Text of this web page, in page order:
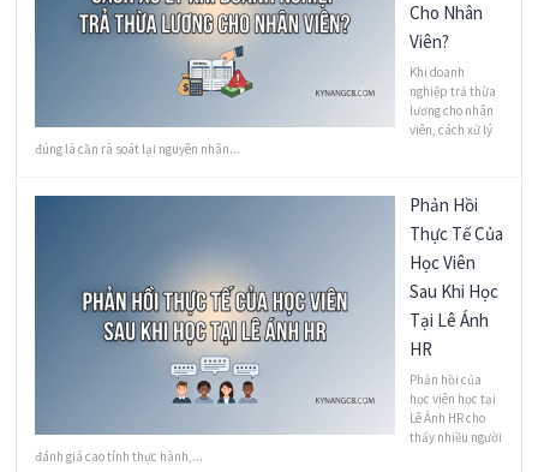
Cho Nhân
Viên?
Khi doanh
nghiệp trả thừa
lương cho nhân
viên, cách xử lý
đúng là cần rà soát lại nguyên nhân...
Phản Hồi
Thực Tế Của
Học Viên
Sau Khi Học
Tại Lê Ánh
HR
Phản hồi của
học viên học tại
Lê Ánh HR cho
thấy nhiều người
đánh giá cao tính thực hành,...